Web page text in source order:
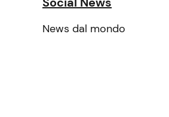
News dal mondo